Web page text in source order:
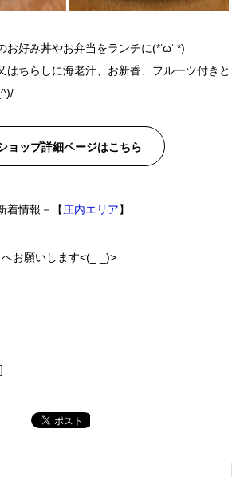
お好み丼やお弁当をランチに(*‘ω‘ *)
はちらしに海老汁、お新香、フルーツ付きと
ョップ詳細ページはこちら
着情報－【庄内エリア】
お願いします<(_ _)>